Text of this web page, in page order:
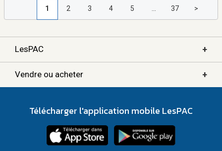
1 2 3 4 5 ... 37 >
LesPAC +
Vendre ou acheter +
Télécharger l'application mobile LesPAC